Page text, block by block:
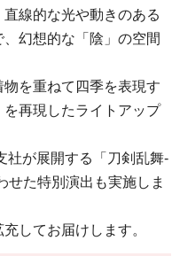
線的な光や動きのある
幻想的な「陰」の空間
を重ねて四季を表現す
再現したライトアップ
社が展開する「刀剣乱舞-
せた特別演出も実施しま
してお届けします。